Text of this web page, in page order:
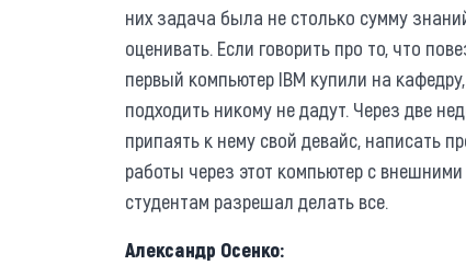
них задача была не столько сумму
оценивать. Если говорить про то, что
первый компьютер IBM купили на
подходить никому не дадут. Через две
припаять к нему свой девайс, написать
работы через этот компьютер с
студентам разрешал делать все.
Александр Осенко: